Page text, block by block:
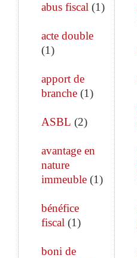
abus fiscal (1)
acte double
(1)
apport de
branche (1)
ASBL (2)
avantage en
nature
immeuble (1)
bénéfice
fiscal (1)
boni de